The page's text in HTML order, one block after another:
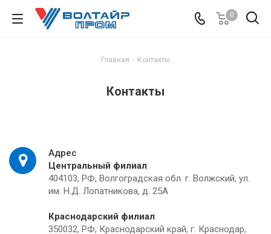
0
Главная - Контакты
Контакты
Адрес
Центральный филиал:
404103, РФ, Волгоградская обл. г. Волжский, ул.
им. Н.Д. Лопатникова, д. 25А
Краснодарский филиал:
350032, РФ, Краснодарский край, г. Краснодар,